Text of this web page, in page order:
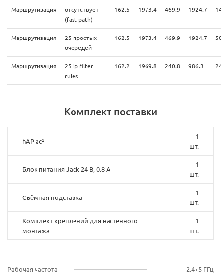
Маршрутизация
отсутствует
(fast path)
162.5 1973.4 469.9 1924.7
Маршрутизация
25 простых
очередей
162.5 1973.4 469.9 1924.7
Маршрутизация
25 ip filter
rules
162.2 1969.8 240.8 986.3
Комплект поставки
hAP ac²
1
шт.
Блок питания Jack 24 В, 0.8 А
1
шт.
Съёмная подставка
1
шт.
Комплект креплений для настенного
монтажа
1
шт.
Рабочая частота
2.4+5 ГГц